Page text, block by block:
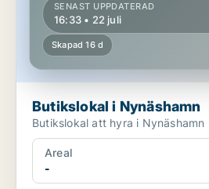
SENAST UPPDATERAD
16:33 • 22 juli
Skapad 16 d
Butikslokal i Nynäshamn
Butikslokal att hyra i Nynäshamn
Areal
-